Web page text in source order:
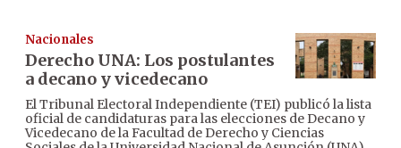
Nacionales
Derecho UNA: Los postulantes
a decano y vicedecano
El Tribunal Electoral Independiente (TEI) publicó la lista
oficial de candidaturas para las elecciones de Decano y
Vicedecano de la Facultad de Derecho y Ciencias